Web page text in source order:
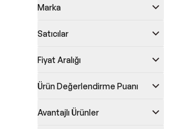
Marka
Satıcılar
Fiyat Aralığı
Ürün Değerlendirme Puanı
Avantajlı Ürünler